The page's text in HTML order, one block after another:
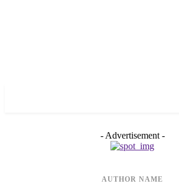
- Advertisement -
AUTHOR NAME